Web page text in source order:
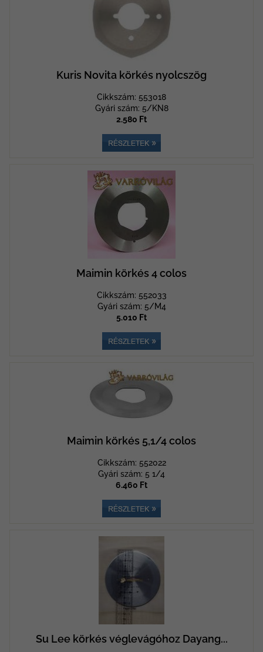
Kuris Novita körkés nyolcszög
Cikkszám: 553018
Gyári szám: 5/KN8
2.580 Ft
Maimin körkés 4 colos
Cikkszám: 552033
Gyári szám: 5/M4
5.010 Ft
Maimin körkés 5,1/4 colos
Cikkszám: 552022
Gyári szám: 5 1/4
6.460 Ft
Su Lee körkés véglevágóhoz Dayang...